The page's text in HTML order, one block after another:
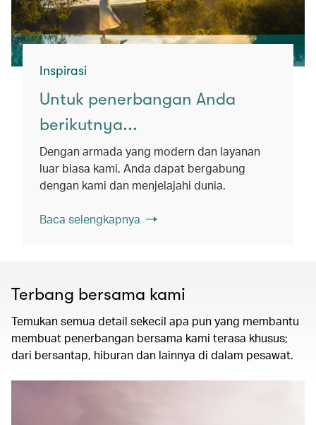
Inspirasi
Untuk penerbangan Anda
berikutnya...
Dengan armada yang modern dan layanan
luar biasa kami, Anda dapat bergabung
dengan kami dan menjelajahi dunia.
Baca selengkapnya
Terbang bersama kami
Temukan semua detail sekecil apa pun yang membantu
membuat penerbangan bersama kami terasa khusus;
dari bersantap, hiburan dan lainnya di dalam pesawat.